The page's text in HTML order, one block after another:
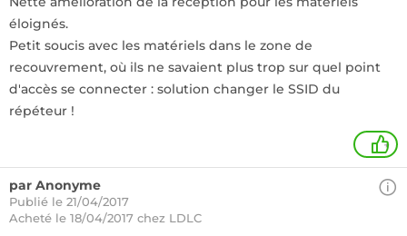
éloignés.
Petit soucis avec les matériels dans le zone de
recouvrement, où ils ne savaient plus trop sur quel point
d'accès se connecter : solution changer le SSID du
répéteur !
+
par Anonyme
Publié le 21/04/2017
Acheté le 18/04/2017 chez LDLC